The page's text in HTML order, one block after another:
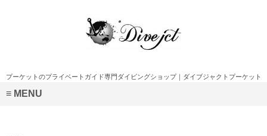
プーケットのプライベートガイド専門ダイビングショップ｜ダイブジャクトプーケット
MENU